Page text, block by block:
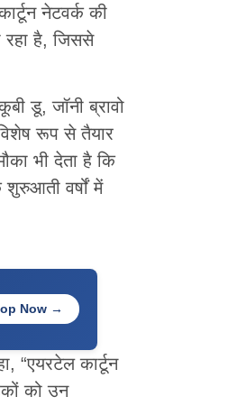
नेटवर्क की
रहा है, जिससे
डू, जॉनी ब्रावो
रूप से तैयार
भी देता है कि
वर्षों में
Now →
“एयरटेल कार्टून
को उन